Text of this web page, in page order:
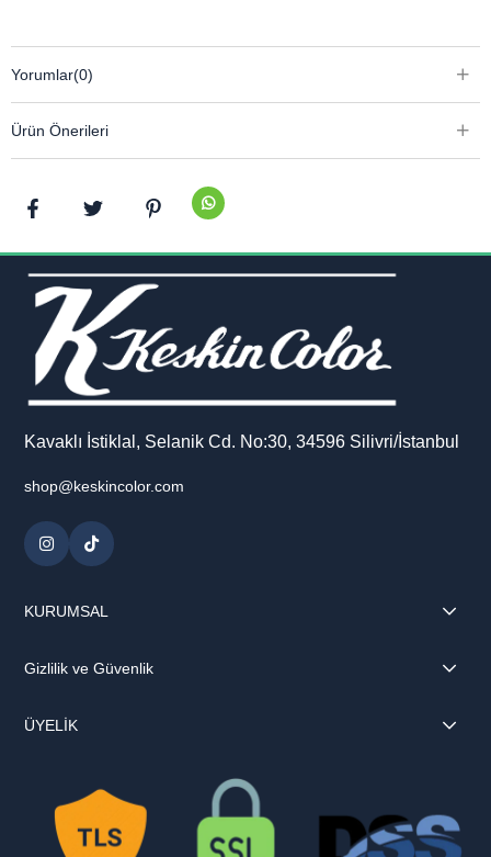
Yorumlar(0)
Ürün Önerileri
Kavaklı İstiklal, Selanik Cd. No:30, 34596 Silivri/İstanbul
shop@keskincolor.com
KURUMSAL
Gizlilik ve Güvenlik
ÜYELİK